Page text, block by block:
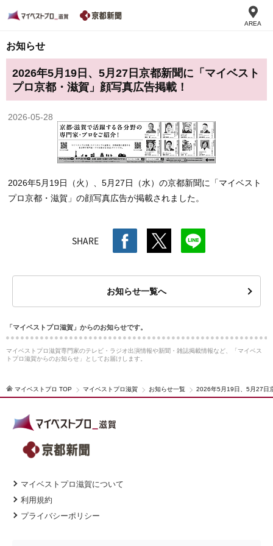
AREA
お知らせ
2026年5月19日、5月27日京都新聞に「マイベスト
プロ京都・滋賀」顔写真広告掲載！
2026-05-28
2026年5月19日（火）、5月27日（水）の京都新聞に「マイベスト
プロ京都・滋賀」の顔写真広告が掲載されました。
SHARE
お知らせ一覧へ
「マイベストプロ滋賀」からのお知らせです。
マイベストプロ滋賀専門家のテレビ・ラジオ出演情報や新聞・雑誌掲載情報など、「マイベス
トプロ滋賀からのお知らせ」としてお届けします。
マイベストプロ TOP マイベストプロ滋賀 お知らせ一覧 2026年5月19日、5月27日
マイベストプロ滋賀について
利用規約
プライバシーポリシー